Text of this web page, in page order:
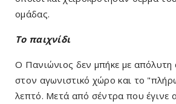
ομάδας.
Το παιχνίδι
Ο Πανιώνιος δεν μπήκε με απόλυτη
στον αγωνιστικό χώρο και το
λεπτό. Μετά από σέντρα που έγινε